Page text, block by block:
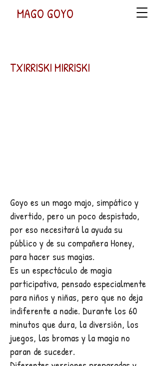
MAGO GOYO
TXIRRISKI MIRRISKI
Goyo es un mago majo, simpático y
divertido, pero un poco despistado,
por eso necesitará la ayuda su
público y de su compañera Honey,
para hacer sus magias.
Es un espectáculo de magia
participativa, pensado especialmente
para niños y niñas, pero que no deja
indiferente a nadie. Durante los 60
minutos que dura, la diversión, los
juegos, las bromas y la magia no
paran de suceder.